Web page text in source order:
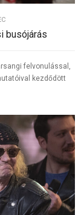
busójárás
felvonulással,
kezdődött